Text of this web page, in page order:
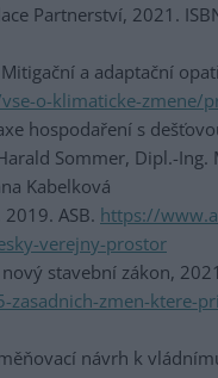
Partnerství, 2021.
a adaptační
o-klimaticke-zmene/
hospodaření s
Sommer, Dipl.-Ing.
Kabelková
ASB. https://
verejny-prostor
stavební zákon,
zmen-ktere-
návrh k